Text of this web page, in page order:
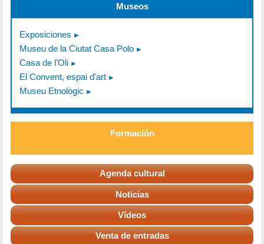
Museos
Exposiciones
Museu de la Ciutat Casa Polo
Casa de l'Oli
El Convent, espai d'art
Museu Etnològic
Formación
Agenda cultural
Noticias
Vídeos
Venta de entradas